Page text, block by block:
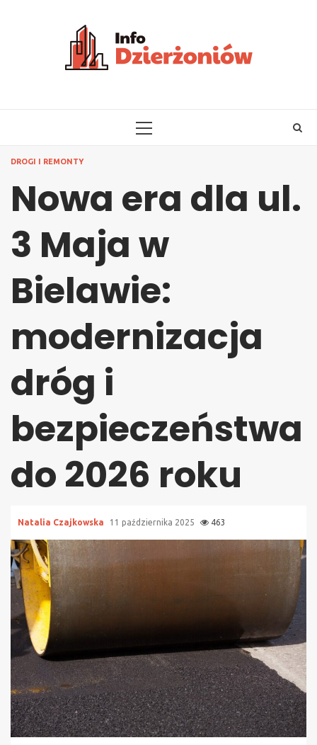
PRIMARY
DROGI I REMONTY
Nowa era dla ul.
3 Maja w
Bielawie:
modernizacja
dróg i
bezpieczeństwa
do 2026 roku
Natalia Czajkowska 11 października 2025 463